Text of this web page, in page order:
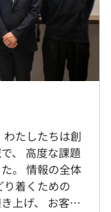
開発など
直接やりとして要
的なスタイルで
当するフルスタッ
エンジニア2～3
トの開発など
が、フロント・バ
駐や転勤はありま
はありません）
〜18:00）の勤務
働制勤務（1日あ
ます。
自主性に任せて
発に加え、エンジ
、 高度な課題
体
着くための
上げ、 お客様